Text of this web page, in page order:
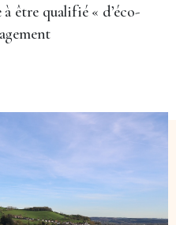
être qualifié « d’éco-